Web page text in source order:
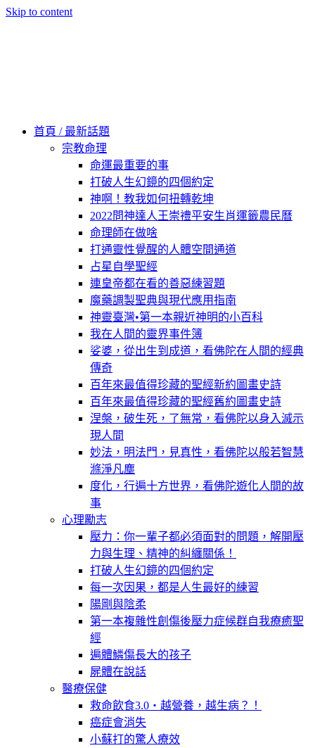
Skip to content
首頁 / 最新話題
宗教命理
命運最重要的事
打破人生幻鏡的四個約定
神啊！教我如何扭轉乾坤
2022問神達人王崇禮平安生肖運籤農民曆
命理師在做啥
打通靈性覺醒的人體空間通道
占星自學聖經
連皇帝都在看的善惡練習題
魔藥調製聖典與現代應用指南
神靈臺灣•第一本親近神明的小百科
我在人間的靈界事件簿
娑婆，從出生到成道，看佛陀在人間的經典
傳奇
百年來最值得珍藏的聖經新約圖畫史詩
百年來最值得珍藏的聖經舊約圖畫史詩
涅槃，破生死，了無常，看佛陀以身入滅示
現人間
妙法，明法門，見真性，看佛陀以般若智慧
滌淨凡塵
度化，行遍十方世界，看佛陀遊化人間的故
事
心理勵志
壓力：你一輩子都必須面對的問題，解開壓
力與生理、精神的糾纏關係！
打破人生幻鏡的四個約定
每一次因果，都是人生最好的練習
陽剛與陰柔
第一本複雜性創傷後壓力症候群自我療癒聖
經
遍體鱗傷長大的孩子
屍體在說話
醫療保健
救命飲食3.0‧越營養，越生病？！
癌症會消失
小蘇打的驚人療效